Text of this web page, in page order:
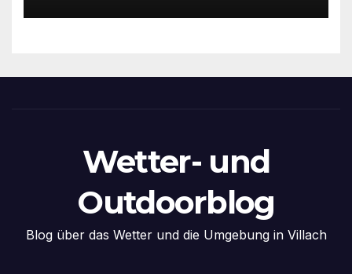
Wetter- und
Outdoorblog
Blog über das Wetter und die Umgebung in Villach